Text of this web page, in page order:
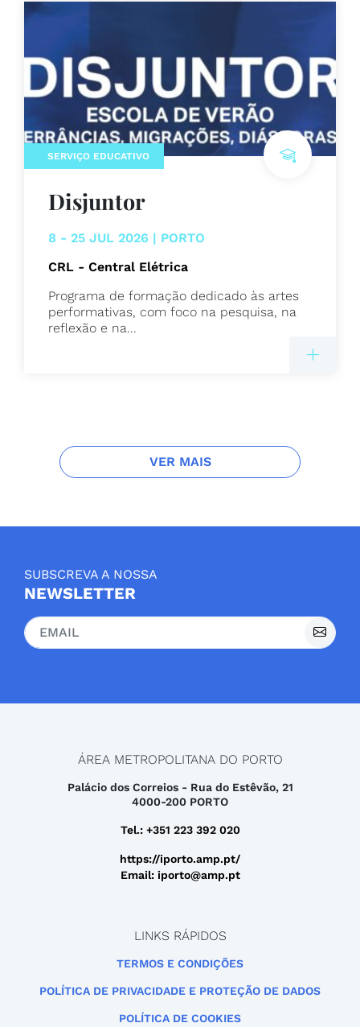
SERVIÇO EDUCATIVO
Disjuntor
8 - 25 JUL 2026 | PORTO
CRL - Central Elétrica
Programa de formação dedicado às artes
performativas, com foco na pesquisa, na
reflexão e na...
VER MAIS
SUBSCREVA A NOSSA
NEWSLETTER
ÁREA METROPOLITANA DO PORTO
Palácio dos Correios - Rua do Estêvão, 21
4000-200 PORTO
Tel.: +351 223 392 020
https://iporto.amp.pt/
Email: iporto@amp.pt
LINKS RÁPIDOS
TERMOS E CONDIÇÕES
POLÍTICA DE PRIVACIDADE E PROTEÇÃO DE DADOS
POLÍTICA DE COOKIES